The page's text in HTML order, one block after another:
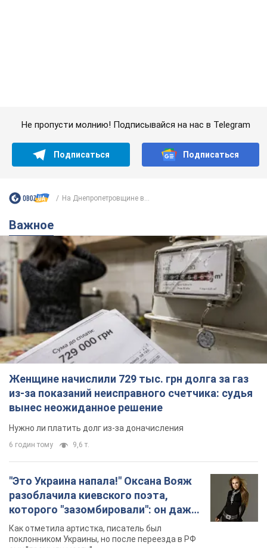
Женщине начислили 729 тыс. грн долга за газ
из-за показаний неисправного счетчика: судья
вынес неожиданное решение
Нужно ли платить долг из-за доначисления
6 годин тому 9,6 т.
"Это Украина напала!" Оксана Вояж
разоблачила киевского поэта,
которого "зазомбировали": он даже
русского не знал, а теперь хочет
Как отметила артистка, писатель был
ему "промыли мозги"
4 години тому 6,6 т.
"Был обессилен": в Украине спасли
раненого грифа, выбравшего для
себя нетипичный маршрут. Фото
Пострадавшую птицу обнаружили на границе
Киевской и Черкасской областей